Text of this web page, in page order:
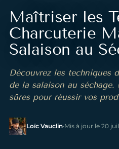
Maîtriser les
Charcuterie
Salaison au
Découvrez les techniques
de la salaison au
sûres pour réussir vos
Loïc Vauclin·Mis à jour le 20